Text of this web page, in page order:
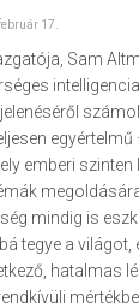
17.
Sam
emberi szinten
mindig is
tegye a világot,
hatalmas